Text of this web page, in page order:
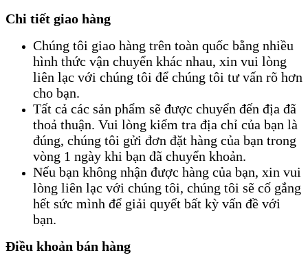
Chi tiết giao hàng
Chúng tôi giao hàng trên toàn quốc bằng nhiều
hình thức vận chuyển khác nhau, xin vui lòng
liên lạc với chúng tôi để chúng tôi tư vấn rõ hơn
cho bạn.
Tất cả các sản phẩm sẽ được chuyển đến địa đã
thoả thuận. Vui lòng kiểm tra địa chỉ của bạn là
đúng, chúng tôi gửi đơn đặt hàng của bạn trong
vòng 1 ngày khi bạn đã chuyển khoản.
Nếu bạn không nhận được hàng của bạn, xin vui
lòng liên lạc với chúng tôi, chúng tôi sẽ cố gắng
hết sức mình để giải quyết bất kỳ vấn đề với
bạn.
Điều khoản bán hàng